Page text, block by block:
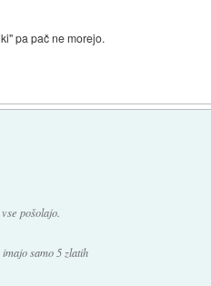
pa pač ne morejo.
pošolajo.
samo 5 zlatih